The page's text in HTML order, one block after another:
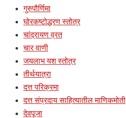
गुरुपौर्णिमा
घोरकष्टोद्धरण स्तोत्र
चांद्रायण व्रत
चार वाणी
जयलाभ यश स्तोत्र
तीर्थयात्रा
दत्त परिक्रमा
दत्त संप्रदाय साहित्यातील माणिकमोती
देवपूजा